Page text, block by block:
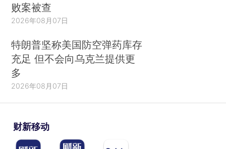
败案被查
2026年08月07日
特朗普坚称美国防空弹药库存
充足 但不会向乌克兰提供更
多
2026年08月07日
财新移动